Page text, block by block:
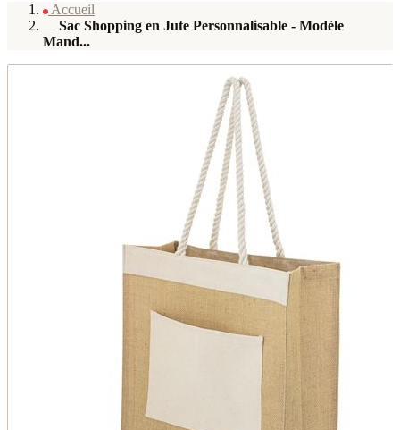
Accueil
Sac Shopping en Jute Personnalisable - Modèle
Mand...